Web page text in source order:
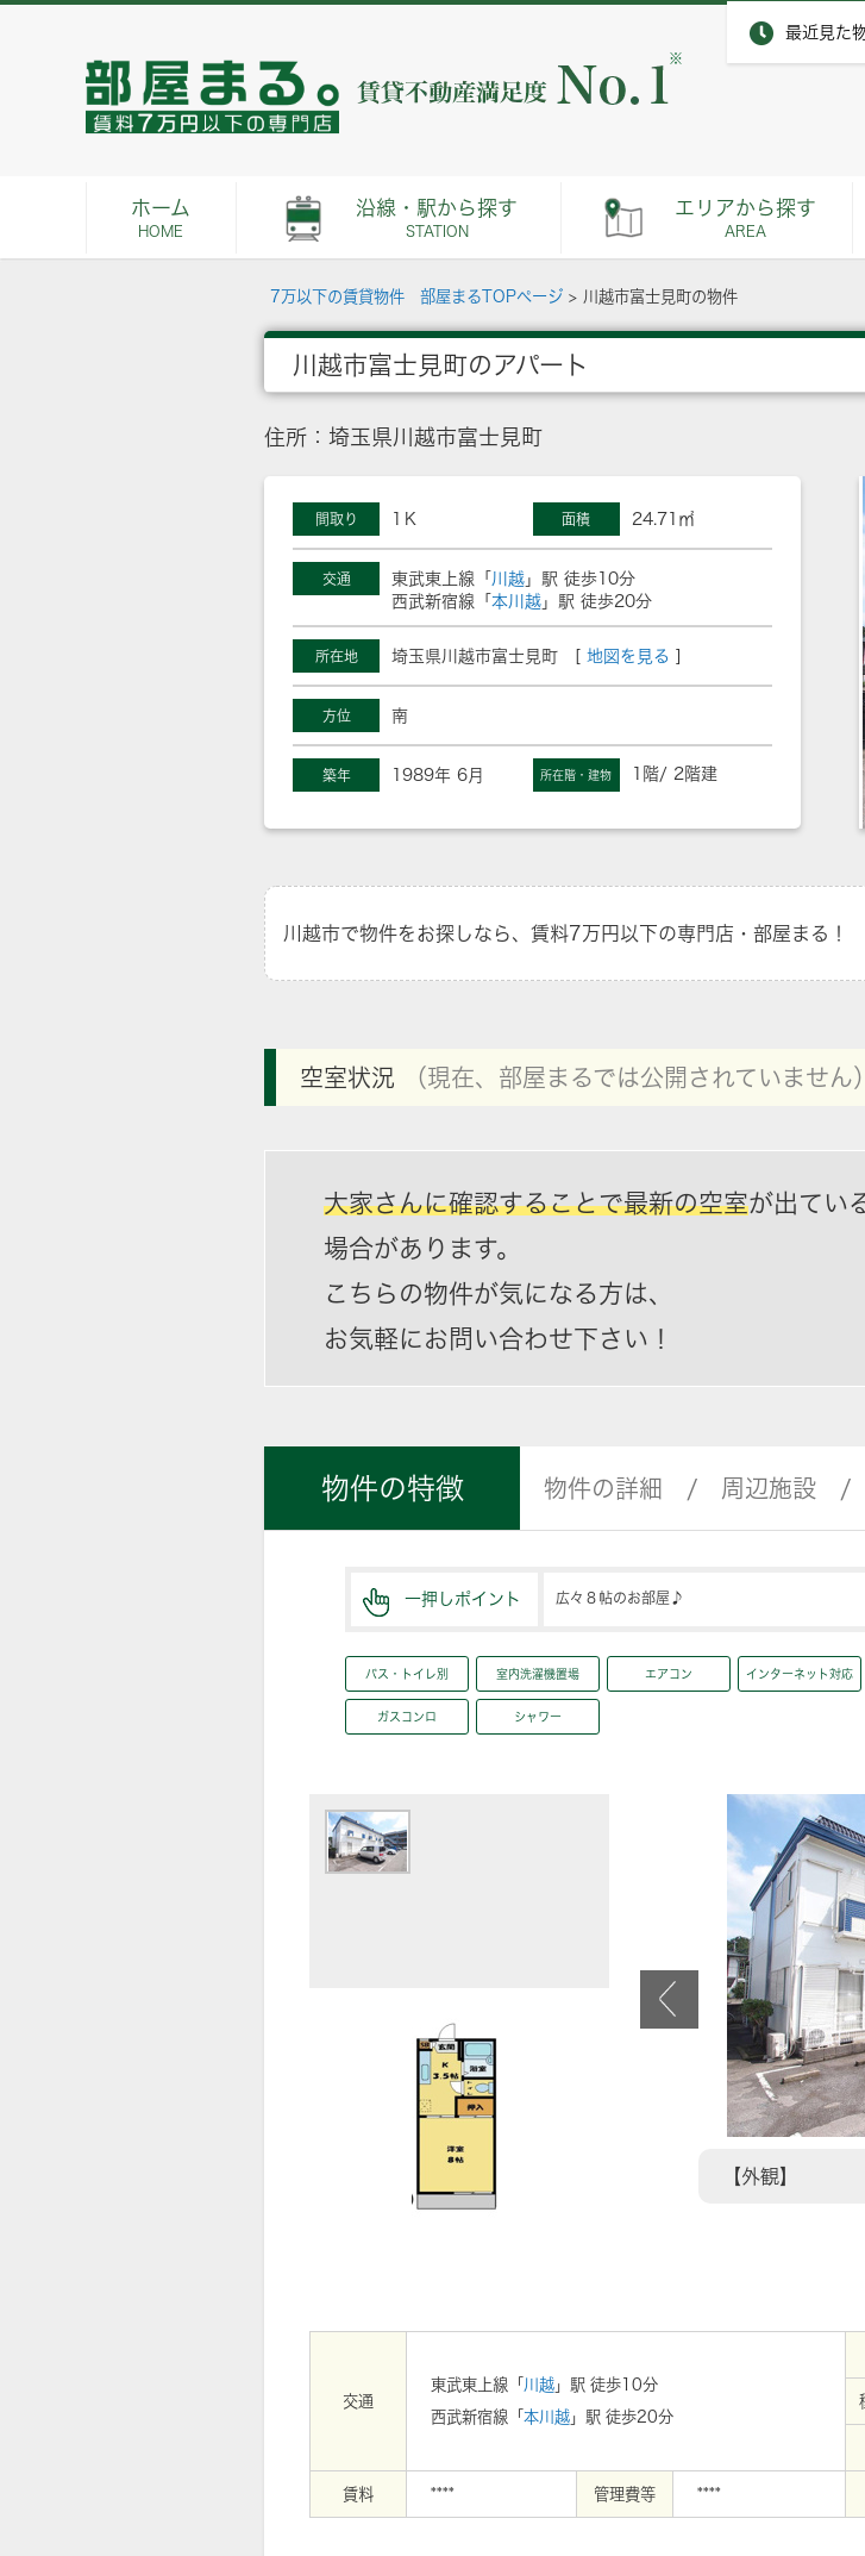
最近見た
※
ホーム
HOME
沿線・駅から探す
STATION
エリアから探す
AREA
7万以下の賃貸物件 部屋まるTOPページ > 川越市富士見町の物件
川越市富士見町のアパート
住所：埼玉県川越市富士見町
間取り 1Ｋ 面積 24.71㎡
交通 東武東上線「 川越 」駅 徒歩10分
西武新宿線「 本川越 」駅 徒歩20分
所在地 埼玉県川越市富士見町 [ 地図を見る
方位 南
築年 1989年 6月 所在階・建物 1階/ 2階建
川越市で物件をお探しなら、賃料7万円以下の専門店・部屋まる！
空室状況 （現在、部屋まるでは公開されていません）
大家さんに確認することで最新の空室が出てい
場合があります。
こちらの物件が気になる方は、
お気軽にお問い合わせ下さい！
物件の特徴 物件の詳細 周辺施設
一押しポイント 広々８帖のお部屋♪
バス・トイレ別 室内洗濯機置場 エアコン インターネット対応
ガスコンロ シャワー
【外観】
交通
東武東上線「 川越 」駅 徒歩10分
西武新宿線「 本川越 」駅 徒歩20分
賃料 **** 管理費等 ****